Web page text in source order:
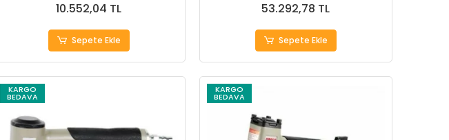
10.552,04 TL
Sepete Ekle
53.292,78 TL
Sepete Ekle
KARGO
BEDAVA
KARGO
BEDAVA